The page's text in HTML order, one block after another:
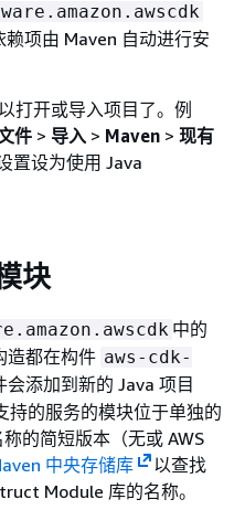
项由 Maven 自动进行安
打开或导入项目了。例
件 > 导入 > Maven > 现有
置设为使用 Java
块
中的
造都在构件 aws-cdk-
添加到新的 Java 项目
持的服务的模块位于单独的
的简短版本（无或 AWS
中央存储库
以查找
Module 库的名称。